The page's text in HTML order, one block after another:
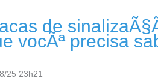
de
vocÃª precisa
25 23h21